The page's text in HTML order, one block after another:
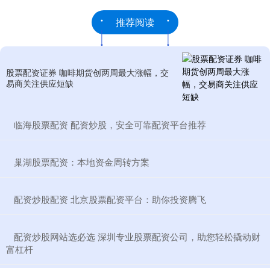
推荐阅读
股票配资证券 咖啡期货创两周最大涨幅，交
易商关注供应短缺
​临海股票配资 配资炒股，安全可靠配资平台推荐
​巢湖股票配资：本地资金周转方案
​配资炒股配资 北京股票配资平台：助你投资腾飞
​配资炒股网站选必选 深圳专业股票配资公司，助您轻松撬动财
富杠杆